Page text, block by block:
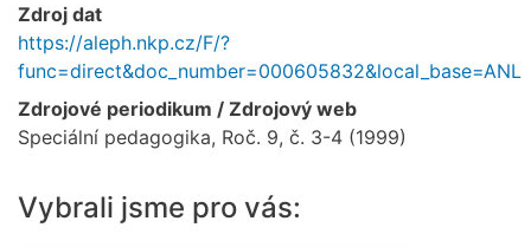
Zdroj dat
https://aleph.nkp.cz/F/?
func=direct&doc_number=000605832&local_base=ANL
Zdrojové periodikum / Zdrojový web
Speciální pedagogika, Roč. 9, č. 3-4 (1999)
Vybrali jsme pro vás: